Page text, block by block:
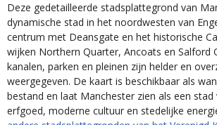
Deze gedetailleerde stadsplattegrond van
dynamische stad in het noordwesten van
centrum met Deansgate en het historische
wijken Northern Quarter, Ancoats en Salford
kanalen, parken en pleinen zijn helder en
weergegeven. De kaart is beschikbaar als
bestand en laat Manchester zien als een stad
erfgoed, moderne cultuur en stedelijke